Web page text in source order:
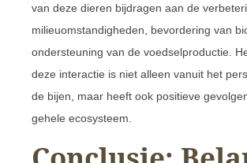
van deze dieren bijdragen aan de
milieuomstandigheden, bevordering van
ondersteuning van de voedselproductie.
deze interactie is niet alleen vanuit het
de bijen, maar heeft ook positieve
gehele ecosysteem.